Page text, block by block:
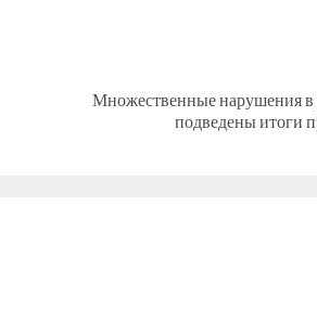
Предыдущая
СледующаяМножественные нарушения в
подведены итоги